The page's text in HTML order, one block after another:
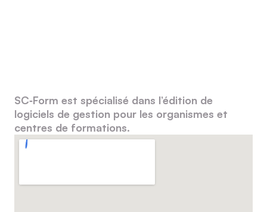
SC‑Form est spécialisé dans l’édition de
logiciels de gestion pour les organismes et
centres de formations.